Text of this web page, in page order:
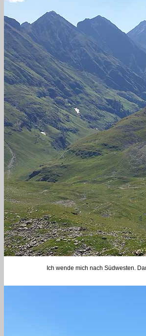
Ich wende mich nach Südwesten.